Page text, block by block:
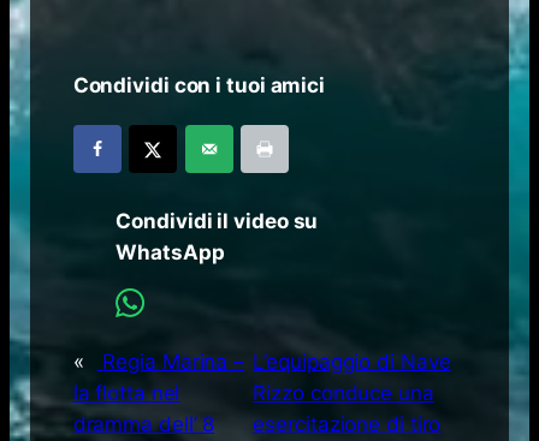
Condividi con i tuoi amici
Condividi il video su
WhatsApp
«
Regia Marina –
la flotta nel
dramma dell’ 8
L’equipaggio di Nave
Rizzo conduce una
esercitazione di tiro